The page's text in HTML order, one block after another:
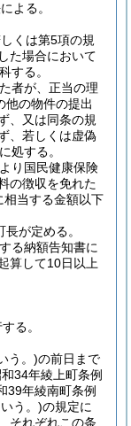
よる。
くは第5項の規
た場合において
する。
者が、正当の理
他の物件の提出
、又は同条の規
、若しくは虚偽
処する。
り国民健康保険
の徴収を免れた
当する金額以下
が定める。
る納額告知書に
算して10日以上
る。
う。)の前日まで
34年綾上町条例
39年綾南町条例
う。)の規定に
それぞれこの条